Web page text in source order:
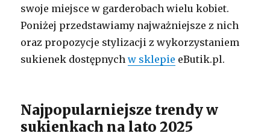
swoje miejsce w garderobach wielu kobiet.
Poniżej przedstawiamy najważniejsze z nich
oraz propozycje stylizacji z wykorzystaniem
sukienek dostępnychw sklepie eButik.pl.
Najpopularniejsze trendy w
sukienkach na lato 2025